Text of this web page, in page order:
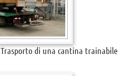
Trasporto di una cantina trainabile